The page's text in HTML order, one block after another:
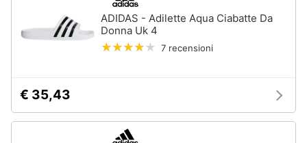
ADIDAS - Adilette Aqua Ciabatte Da
Donna Uk 4
7 recensioni
€ 35,43